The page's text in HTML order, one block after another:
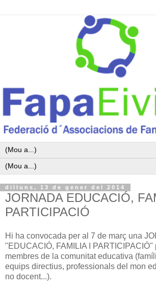
dilluns, 13 de gener del 2014
JORNADA EDUCACIÓ,
PARTICIPACIÓ
Hi ha convocada per al 7 de març una
"EDUCACIÓ, FAMILIA I PARTICIPACIÓ"
membres de la comunitat educativa
equips directius, professionals del mon
no docent...).